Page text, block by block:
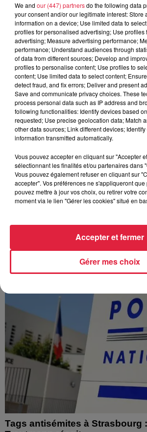
À découvrir également
l’eau brune s’écouler de leurs robinets.
Tags antisémites à Strasbourg
We and our (447) partnersdo the following data
your consent and/or our legitimate interest: Store
information on a device; Use limited data to
profiles for personalised advertising; Use profiles
advertising; Measure advertising performance;
performance; Understand audiences through
of data from different sources; Develop and
profiles to personalise content; Use profiles to
content; Use limited data to select content;
detect fraud, and fix errors; Deliver and present
Save and communicate privacy choices. These
process personal data such as IP address and
following functionalities: Identify devices based
requested; Use precise geolocation data; Match
other data sources; Link different devices;
information transmitted automatically.
Vous pouvez accepter en cliquant sur "Accepter
sélectionnant les finalités et/ou partenaires dans
Vous pouvez également refuser en cliquant sur
accepter". Vos préférences ne s'appliqueront que
pouvez mettre à jour vos choix, ou retirer votre
moment via le lien "Gérer les cookies" situé en
Gérer mes choix
Accepter et fermer